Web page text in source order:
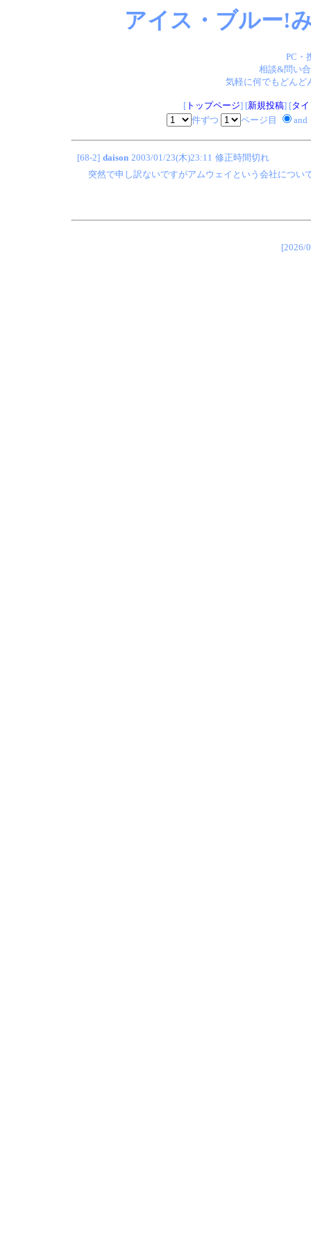
アイス・ブルー!
PC・
相談&問い
気軽に何でもどん
[トップページ] [新規投稿] [タ
件ずつ
ページ目 and
[68-2] daison 2003/01/23(木)23:11 修正時間切れ
突然で申し訳ないですがアムウェイという会社につい
[2026/